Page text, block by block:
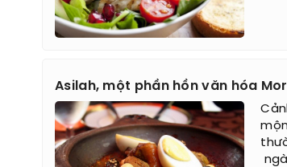
Asilah, một phần hồn văn hóa